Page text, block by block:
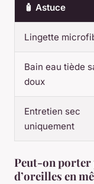
🧴 Astuce
Lingette
Bain eau tiède
doux
Entretien sec
uniquement
Peut-on porter
d’oreilles en